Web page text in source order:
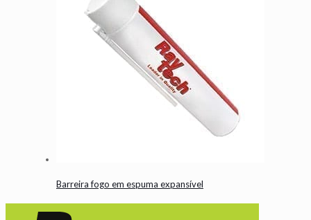
Barreira fogo em espuma expansível